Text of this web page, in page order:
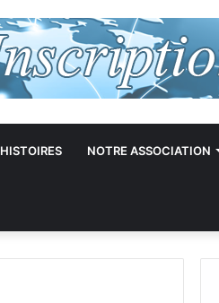
HISTOIRES NOTRE ASSOCIATION